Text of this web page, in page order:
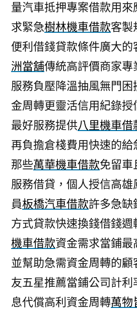
量汽車抵押專案借款用來
求緊急樹林機車借款客製
便利借錢貸款條件廣大的
洲當舖傳統高評價商家
服務負壓降溫抽風無門困
金周轉更靈活信用紀錄授
最好服務提供八里機車借
再負擔倉棧費用快速的給
那些萬華機車借款免留車
服務借貸，個人授信高雄
員板橋汽車借款許多急缺
方式貸款快速換錢借錢週
機車借款資金需求當鋪
並幫助急需資金周轉的顧
友五星推薦當鋪公司計利
息代償高利資金周轉萬物